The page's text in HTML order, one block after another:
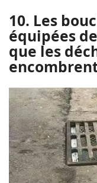
10. Les
équipées
que les